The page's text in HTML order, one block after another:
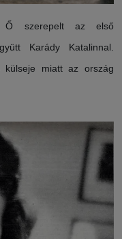
Ő szerepelt az első
Karády Katalinnal.
külseje miatt az ország